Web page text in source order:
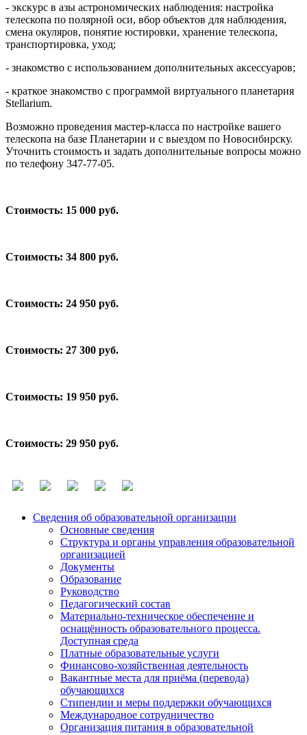
- экскурс в азы астрономических наблюдения: настройка
телескопа по полярной оси, вбор объектов для наблюдения,
смена окуляров, понятие юстировки, хранение телескопа,
транспортировка, уход;
- знакомство с использованием дополнительных аксессуаров;
- краткое знакомство с программой виртуального планетария
Stellarium.
Возможно проведения мастер-класса по настройке вашего
телескопа на базе Планетарии и с выездом по Новосибирску.
Уточнить стоимость и задать дополнительные вопросы можно
по телефону 347-77-05.
Стоимость: 15 000 руб.
Стоимость: 34 800 руб.
Стоимость: 24 950 руб.
Стоимость: 27 300 руб.
Стоимость: 19 950 руб.
Стоимость: 29 950 руб.
Сведения об образовательной организации
Основные сведения
Структура и органы управления образовательной
организацией
Документы
Образование
Руководство
Педагогический состав
Материально-техническое обеспечение и
оснащённость образовательного процесса.
Доступная среда
Платные образовательные услуги
Финансово-хозяйственная деятельность
Вакантные места для приёма (перевода)
обучающихся
Стипендии и меры поддержки обучающихся
Международное сотрудничество
Организация питания в образовательной